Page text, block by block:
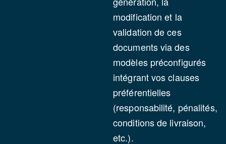
modification et la
validation de ces
documents via des
modèles préconfigurés
intégrant vos clauses
préférentielles
(responsabilité, pénalités,
conditions de livraison,
etc.).